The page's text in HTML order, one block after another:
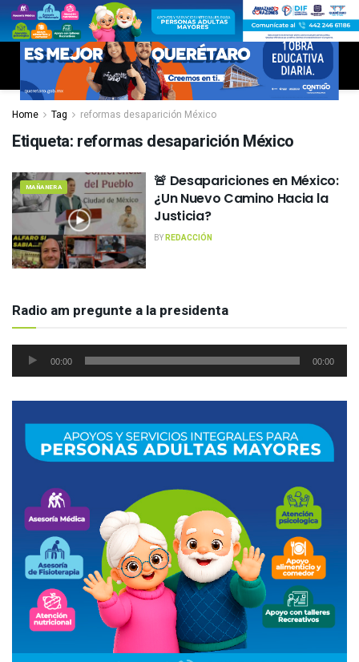
Home Tag reformas desaparición México
Etiqueta: reformas desaparición México
MAÑANERA
🚨 Desapariciones en México:
¿Un Nuevo Camino Hacia la
Justicia?
BYREDACCIÓN
Radio am pregunte a la presidenta
Reproductor
00:00 00:00